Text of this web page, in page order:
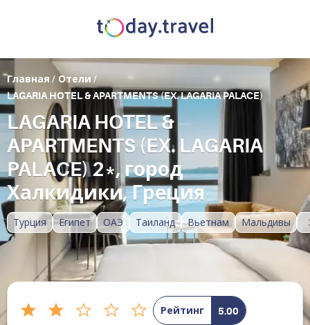
Турция Египет ОАЭ Таиланд Вьетнам Мальдивы
Главная / Отели/
LAGARIA HOTEL & APARTMENTS (EX. LAGARIA PALACE)
LAGARIA HOTEL &
APARTMENTS (EX. LAGARIA
PALACE) 2*, город
Халкидики, Греция
Рейтинг 5.00